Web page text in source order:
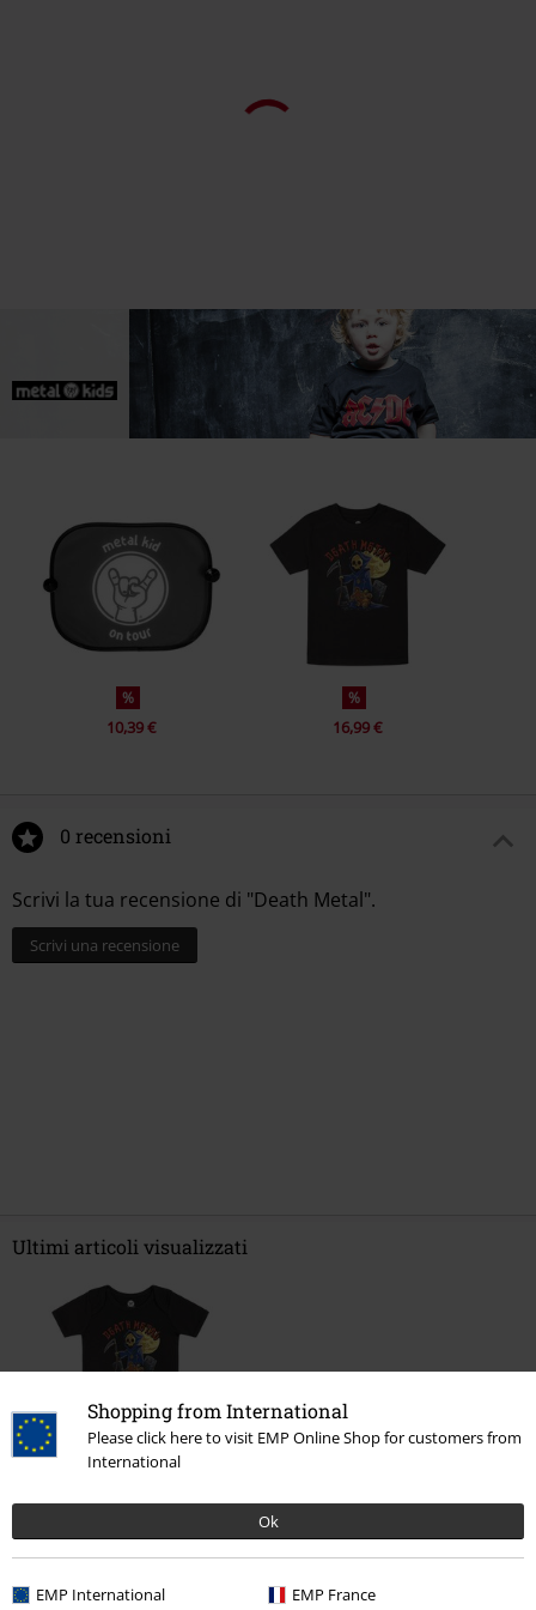
Shopping from International
Please click here to visit EMP Online Shop for customers from
International
Ok
EMP International EMP France
%
10,39 €
%
16,99 €
0 recensioni
Scrivi la tua recensione di "Death Metal".
Scrivi una recensione
Ultimi articoli visualizzati